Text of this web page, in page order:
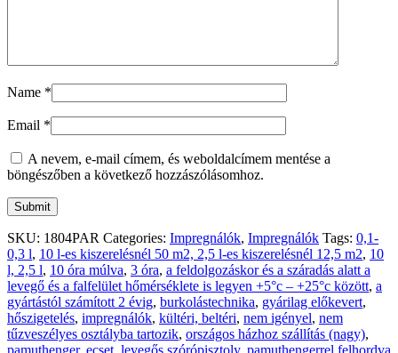
Name *
Email *
A nevem, e-mail címem, és weboldalcímem mentése a
böngészőben a következő hozzászólásomhoz.
SKU: 1804PAR Categories: Impregnálók, Impregnálók Tags: 0,1-
0,3 l, 10 l-es kiszerelésnél 50 m2, 2,5 l-es kiszerelésnél 12,5 m2, 10
l, 2,5 l, 10 óra múlva, 3 óra, a feldolgozáskor és a száradás alatt a
levegő és a falfelület hőmérséklete is legyen +5°c – +25°c között, a
gyártástól számított 2 évig, burkolástechnika, gyárilag előkevert,
hőszigetelés, impregnálók, kültéri, beltéri, nem igényel, nem
tűzveszélyes osztályba tartozik, országos házhoz szállítás (nagy),